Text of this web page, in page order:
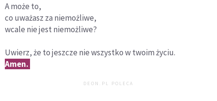
A może to,
co uważasz za niemożliwe,
wcale nie jest niemożliwe?
Uwierz, że to jeszcze nie wszystko w twoim życiu.
Amen.
DEON.PL POLECA